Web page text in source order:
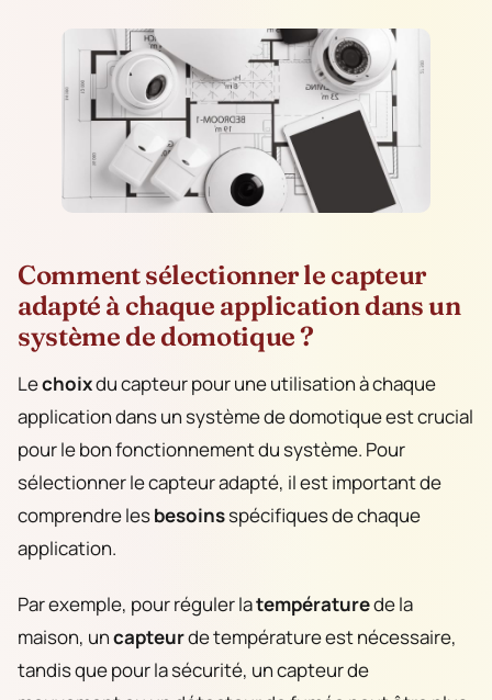
Comment sélectionner le capteur
adapté à chaque application dans un
système de domotique ?
Lechoixdu capteur pour une utilisation à chaque
application dans un système de domotique est crucial
pour le bon fonctionnement du système. Pour
sélectionner le capteur adapté, il est important de
comprendre lesbesoinsspécifiques de chaque
application.
Par exemple, pour réguler latempératurede la
maison, uncapteurde température est nécessaire,
tandis que pour la sécurité, un capteur de